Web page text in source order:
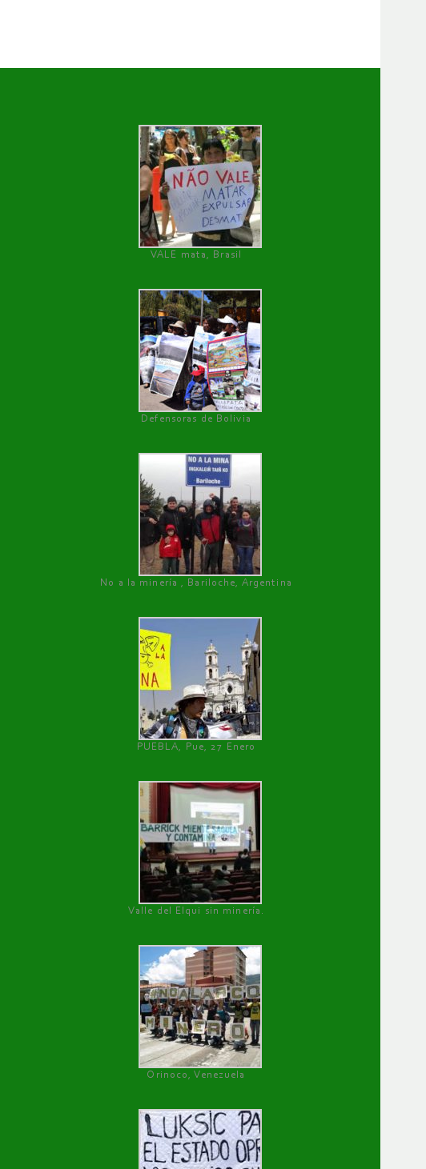
VALE mata, Brasil
Defensoras de Bolivia
No a la minería , Bariloche, Argentina
PUEBLA, Pue, 27 Enero
Valle del Elqui sin minería.
Orinoco, Venezuela